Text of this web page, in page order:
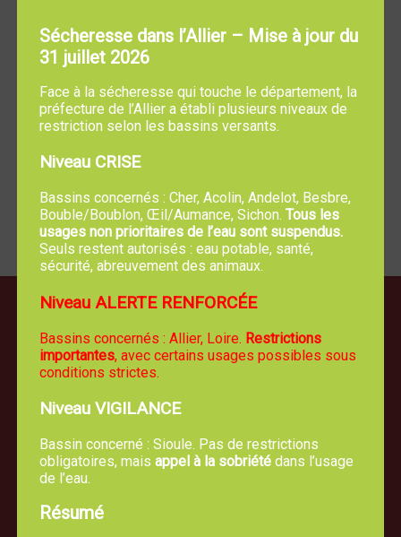
Particuliers
Vos droits et démarches : papiers, famille, logement,
travail, argent…
Professionnels
Les démarches de votre entreprise : création, fiscalité,
salariés…
Sécheresse dans l’Allier – Mise à jour du
31 juillet 2026
Face à la sécheresse qui touche le département, la
préfecture de l’Allier a établi plusieurs niveaux de
restriction selon les bassins versants.
Niveau CRISE
Bassins concernés : Cher, Acolin, Andelot, Besbre,
Bouble/Boublon, Œil/Aumance, Sichon. Tous les
usages non prioritaires de l’eau sont suspendus.
Seuls restent autorisés : eau potable, santé,
sécurité, abreuvement des animaux.
Niveau ALERTE RENFORCÉE
Bassins concernés : Allier, Loire. Restrictions
importantes, avec certains usages possibles sous
conditions strictes.
Niveau VIGILANCE
Bassin concerné : Sioule. Pas de restrictions
obligatoires, mais appel à la sobriétédans l’usage
de l’eau.
Résumé